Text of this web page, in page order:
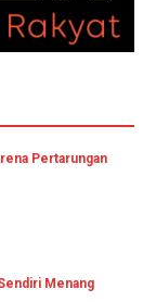
Pertarungan
Menang